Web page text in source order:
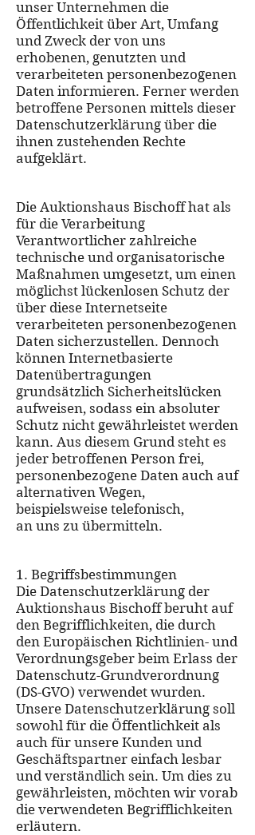
unser Unternehmen die
Öffentlichkeit über Art, Umfang
und Zweck der von uns
erhobenen, genutzten und
verarbeiteten personenbezogenen
Daten informieren. Ferner werden
betroffene Personen mittels dieser
Datenschutzerklärung über die
ihnen zustehenden Rechte
aufgeklärt.
Die Auktionshaus Bischoff hat als
für die Verarbeitung
Verantwortlicher zahlreiche
technische und organisatorische
Maßnahmen umgesetzt, um einen
möglichst lückenlosen Schutz der
über diese Internetseite
verarbeiteten personenbezogenen
Daten sicherzustellen. Dennoch
können Internetbasierte
Datenübertragungen
grundsätzlich Sicherheitslücken
aufweisen, sodass ein absoluter
Schutz nicht gewährleistet werden
kann. Aus diesem Grund steht es
jeder betroffenen Person frei,
personenbezogene Daten auch auf
alternativen Wegen,
beispielsweise telefonisch,
an uns zu übermitteln.
1. Begriffsbestimmungen
Die Datenschutzerklärung der
Auktionshaus Bischoff beruht auf
den Begrifflichkeiten, die durch
den Europäischen Richtlinien- und
Verordnungsgeber beim Erlass der
Datenschutz-Grundverordnung
(DS-GVO) verwendet wurden.
Unsere Datenschutzerklärung soll
sowohl für die Öffentlichkeit als
auch für unsere Kunden und
Geschäftspartner einfach lesbar
und verständlich sein. Um dies zu
gewährleisten, möchten wir vorab
die verwendeten Begrifflichkeiten
erläutern.